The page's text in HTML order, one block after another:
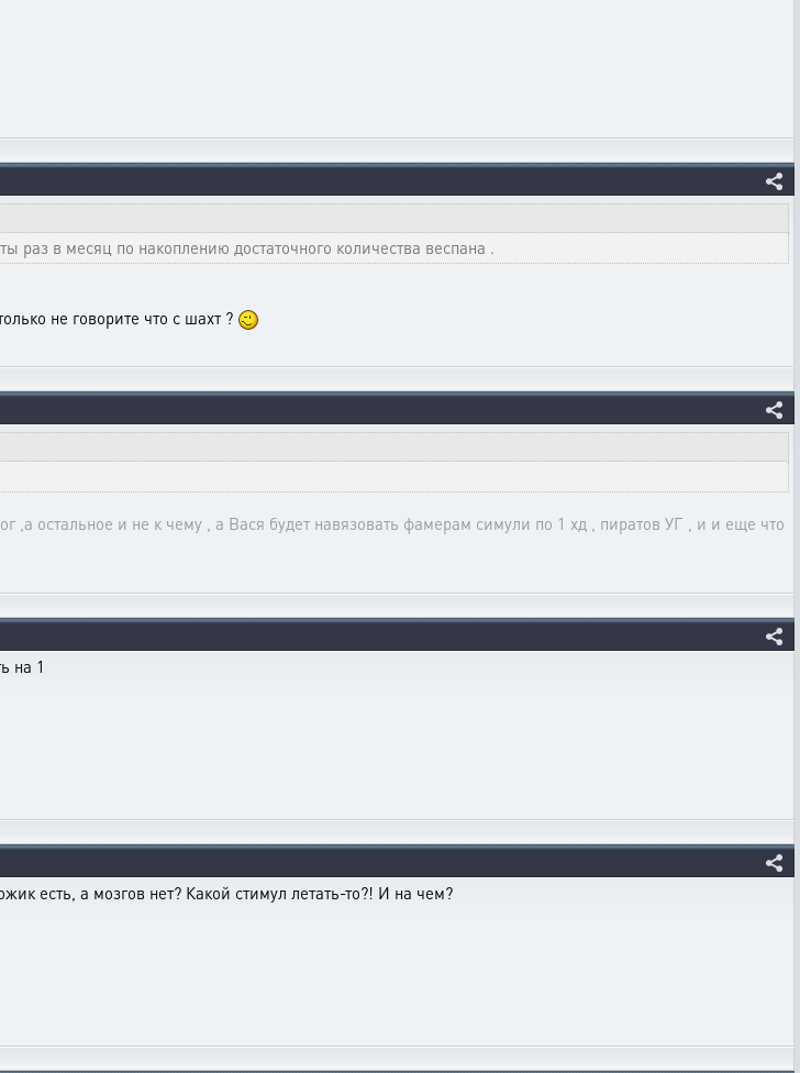
раз в месяц по накоплению достаточного количества веспана .
не говорите что с шахт ?
,а остальное и не к чему , а Вася будет навязовать фамерам симули по 1 хд , пиратов УГ , и и еще что
на 1
есть, а мозгов нет? Какой стимул летать-то?! И на чем?